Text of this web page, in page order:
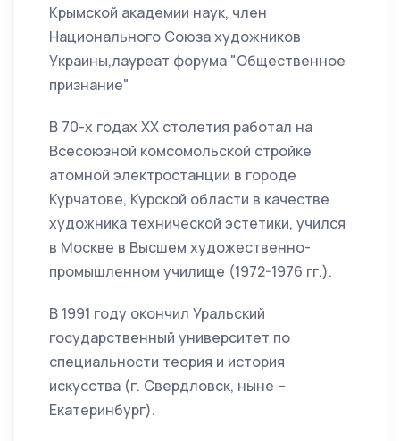
Крымской академии наук, член
Национального Союза художников
Украины,лауреат форума "Общественное
признание"
В 70-х годах ХХ столетия работал на
Всесоюзной комсомольской стройке
атомной электростанции в городе
Курчатове, Курской области в качестве
художника технической эстетики, учился
в Москве в Высшем художественно-
промышленном училище (1972-1976 гг.).
В 1991 году окончил Уральский
государственный университет по
специальности теория и история
искусства (г. Свердловск, ныне –
Екатеринбург).